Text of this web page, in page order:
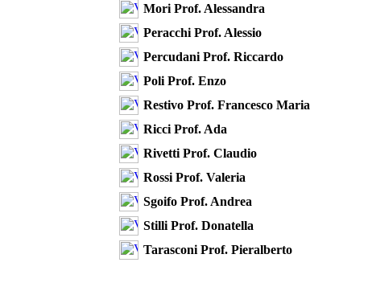
Mori Prof. Alessandra
Peracchi Prof. Alessio
Percudani Prof. Riccardo
Poli Prof. Enzo
Restivo Prof. Francesco Maria
Ricci Prof. Ada
Rivetti Prof. Claudio
Rossi Prof. Valeria
Sgoifo Prof. Andrea
Stilli Prof. Donatella
Tarasconi Prof. Pieralberto